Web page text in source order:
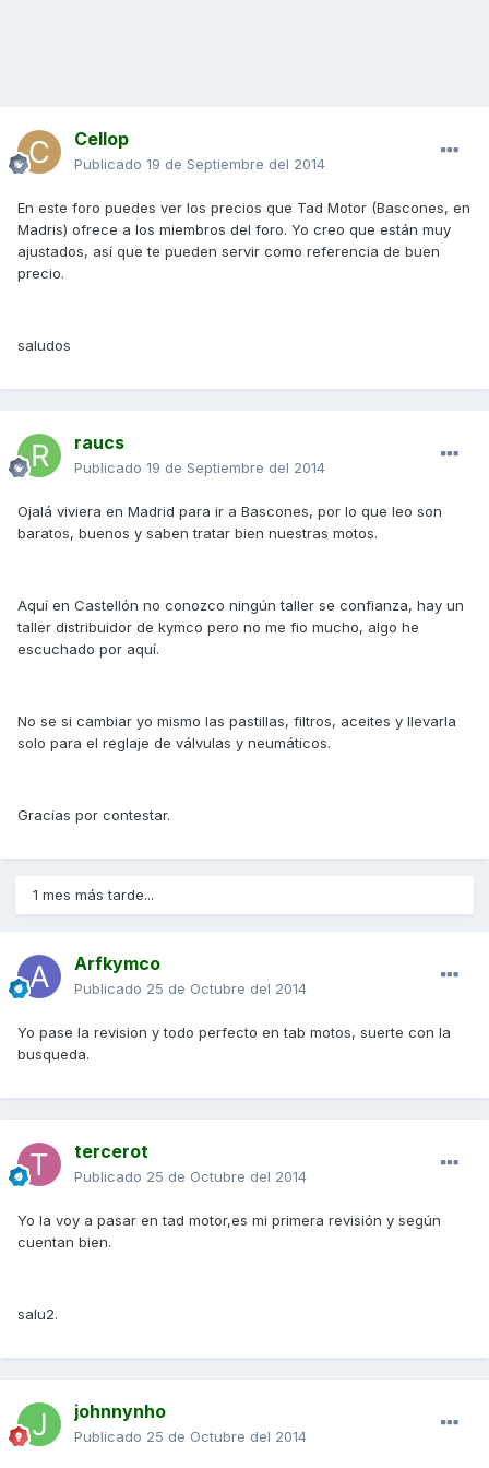
Cellop
Publicado 19 de Septiembre del 2014
En este foro puedes ver los precios que Tad Motor (Bascones, en
Madris) ofrece a los miembros del foro. Yo creo que están muy
ajustados, así que te pueden servir como referencia de buen
precio.
saludos
raucs
Publicado 19 de Septiembre del 2014
Ojalá viviera en Madrid para ir a Bascones, por lo que leo son
baratos, buenos y saben tratar bien nuestras motos.
Aquí en Castellón no conozco ningún taller se confianza, hay un
taller distribuidor de kymco pero no me fio mucho, algo he
escuchado por aquí.
No se si cambiar yo mismo las pastillas, filtros, aceites y llevarla
solo para el reglaje de válvulas y neumáticos.
Gracias por contestar.
1 mes más tarde...
Arfkymco
Publicado 25 de Octubre del 2014
Yo pase la revision y todo perfecto en tab motos, suerte con la
busqueda.
tercerot
Publicado 25 de Octubre del 2014
Yo la voy a pasar en tad motor,es mi primera revisión y según
cuentan bien.
salu2.
johnnynho
Publicado 25 de Octubre del 2014